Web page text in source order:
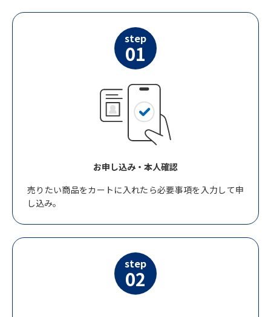
step
01
お申し込み・本人確認
売りたい商品をカートに入れたら必要事項を入力して申
し込み。
step
02